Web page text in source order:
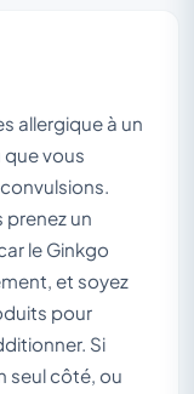
allergique à un
vous
un
le Ginkgo
et soyez
pour
Si
seul côté, ou